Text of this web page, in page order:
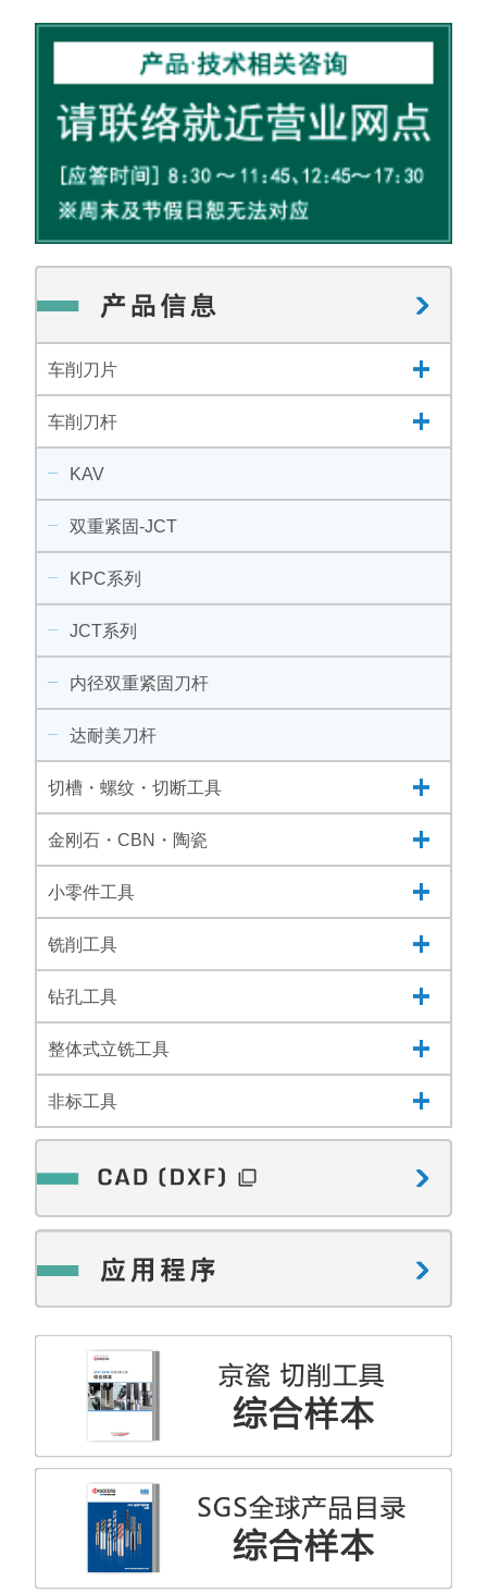
车削刀片
车削刀杆
KAV
双重紧固-JCT
KPC系列
JCT系列
内径双重紧固刀杆
达耐美刀杆
切槽・螺纹・切断工具
金刚石・CBN・陶瓷
小零件工具
铣削工具
钻孔工具
整体式立铣工具
非标工具